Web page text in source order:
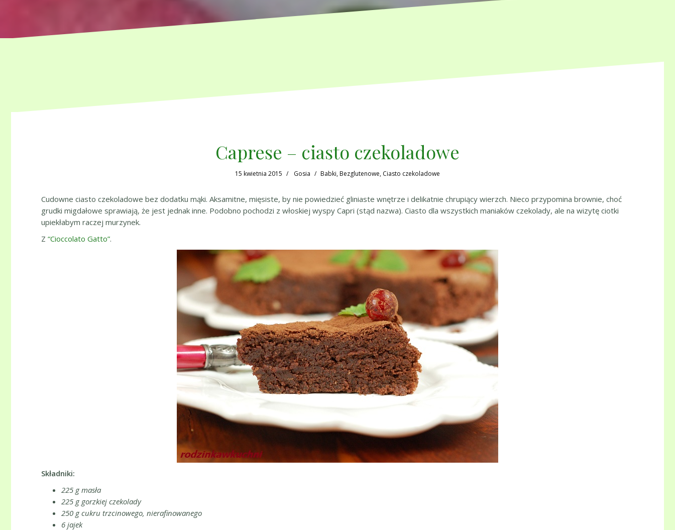
Caprese – ciasto czekoladowe
15 kwietnia 2015 Gosia Babki,Bezglutenowe, Ciasto czekoladowe
Cudowne ciasto czekoladowe bez dodatku mąki. Aksamitne, mięsiste, by nie powiedzieć gliniaste wnętrze i delikatnie chrupiący wierzch. Nieco przypomina brownie, choć
grudki migdałowe sprawiają, że jest jednak inne. Podobno pochodzi z włoskiej wyspy Capri (stąd nazwa). Ciasto dla wszystkich maniaków czekolady, ale na wizytę ciotki
upiekłabym raczej murzynek.
Z “Cioccolato Gatto”.
Składniki:
225 g masła
225 g gorzkiej czekolady
250 g cukru trzcinowego, nierafinowanego
6 jajek